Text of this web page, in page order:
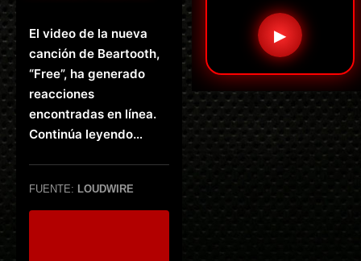
El video de la nueva
canción de Beartooth,
“Free”, ha generado
reacciones
encontradas en línea.
Continúa leyendo…
FUENTE: LOUDWIRE
▶